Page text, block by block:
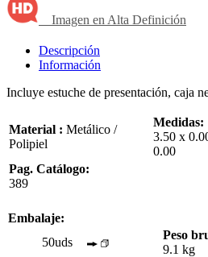
Imagen en Alta Definición
Descripción
Información
Incluye estuche de presentación, caja
Material : Metálico /
Polipiel
Medidas:
3.50 x
0.00
Pag. Catálogo:
389
Embalaje:
50uds
Peso
9.1 kg